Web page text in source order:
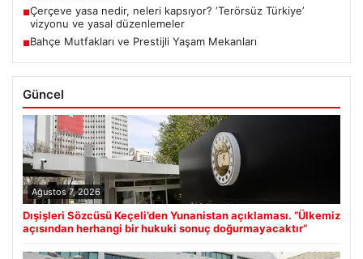
■Çerçeve yasa nedir, neleri kapsıyor? ‘Terörsüz Türkiye’
vizyonu ve yasal düzenlemeler
■Bahçe Mutfakları ve Prestijli Yaşam Mekanları
Güncel
Ağustos 7, 2026
Dışişleri Sözcüsü Keçeli’den Yunanistan açıklaması. “Ülkemiz
açısından herhangi bir hukuki sonuç doğurmayacaktır”